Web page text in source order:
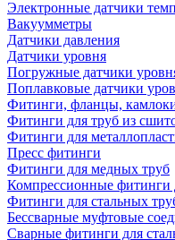
Электронные датчики
Вакуумметры
Датчики давления
Датчики уровня
Погружные датчики
Поплавковые датчики
Фитинги, фланцы,
Фитинги для труб из
Фитинги для
Пресс фитинги
Фитинги для медных труб
Компрессионные фитинги
Фитинги для стальных
Бессварные муфтовые
Сварные фитинги для